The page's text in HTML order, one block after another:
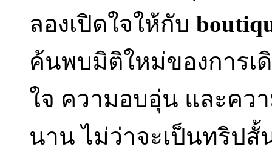
ลองเปิดใจให้กับ
ค้นพบมิติใหม่ของการเ
ใจ ความอบอุ่น และคว
นาน ไม่ว่าจะเป็นทริป